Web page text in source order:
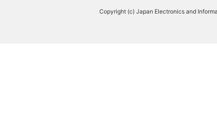
Copyright (c) Japan Electronics and